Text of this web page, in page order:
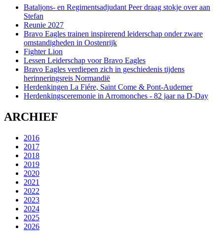
Bataljons- en Regimentsadjudant Peer draag stokje over aan
Stefan
Reunie 2027
Bravo Eagles trainen inspirerend leiderschap onder zware
omstandigheden in Oostenrijk
Fighter Lion
Lessen Leiderschap voor Bravo Eagles
Bravo Eagles verdiepen zich in geschiedenis tijdens
herinneringsreis Normandië
Herdenkingen La Fiére, Saint Come & Pont-Audemer
Herdenkingsceremonie in Arromonches - 82 jaar na D-Day
ARCHIEF
2016
2017
2018
2019
2020
2021
2022
2023
2024
2025
2026